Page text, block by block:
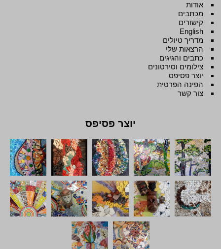
אודות
מכתבים
קישורים
English
מדריך טיולים
הרצאות שלי
כתבים והגיגים
צילומים וסירטונים
יוצר פסיפס
הפינה הפרטית
צור קשר
יוצר פסיפס